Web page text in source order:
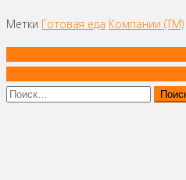
Метки Готовая еда Компании (ТМ)
записям
Найти: